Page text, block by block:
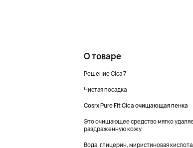
О товаре
Решение Cica 7
Чистая посадка
Cosrx Pure Fit Cica очищающая пенка
Это очищающее средство мягко
раздраженную кожу.
Вода, глицерин, миристиновая